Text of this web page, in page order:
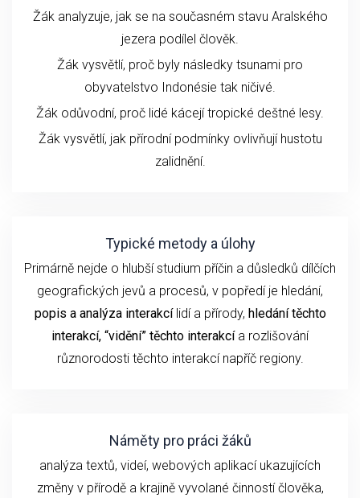
Žák analyzuje, jak se na současném stavu Aralského
jezera podílel člověk.
Žák vysvětlí, proč byly následky tsunami pro
obyvatelstvo Indonésie tak ničivé.
Žák odůvodní, proč lidé kácejí tropické deštné lesy.
Žák vysvětlí, jak přírodní podmínky ovlivňují hustotu
zalidnění.
Typické metody a úlohy
Primárně nejde o hlubší studium příčin a důsledků dílčích
geografických jevů a procesů, v popředí je hledání,
popis a analýzainterakcílidí a přírody, hledání těchto
interakcí, “vidění” těchto interakcía rozlišování
různorodosti těchto interakcí napříč regiony.
Náměty pro práci žáků
analýza textů, videí, webových aplikací ukazujících
změny v přírodě a krajině vyvolané činností člověka,